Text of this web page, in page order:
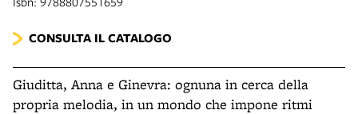
CONSULTA IL CATALOGO
Giuditta, Anna e Ginevra: ognuna in cerca della
propria melodia, in un mondo che impone ritmi